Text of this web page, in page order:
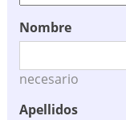
Nombre
necesario
Apellidos